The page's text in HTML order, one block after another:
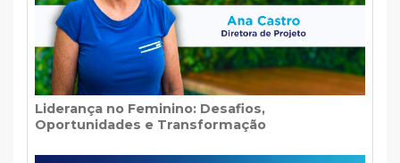
Liderança no Feminino: Desafios,
Oportunidades e Transformação